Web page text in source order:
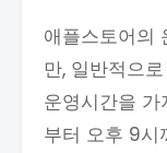
애플스토어의
만, 일반적으
운영시간을 가
부터 오후 9시